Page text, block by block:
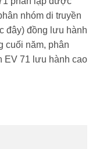
nhóm di truyền
đây) đồng lưu hành
cuối năm, phân
EV 71 lưu hành cao